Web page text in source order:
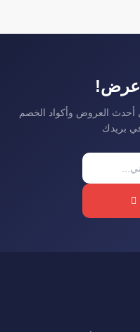
عرض!
أحدث العروض وأكواد الخصم
بريدك